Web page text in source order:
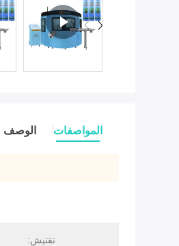
المواصفات الوصف
تقتيش: